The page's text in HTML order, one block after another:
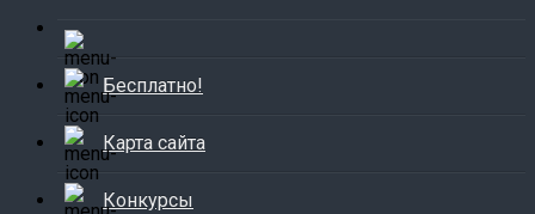
Бесплатно!
Карта сайта
Конкурсы